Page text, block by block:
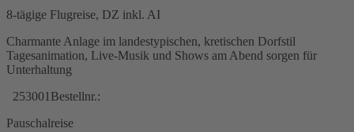
8-tägige Flugreise, DZ inkl. AI
Charmante Anlage im landestypischen, kretischen Dorfstil
Tagesanimation, Live-Musik und Shows am Abend sorgen für
Unterhaltung
253001 Bestellnr.:
Pauschalreise